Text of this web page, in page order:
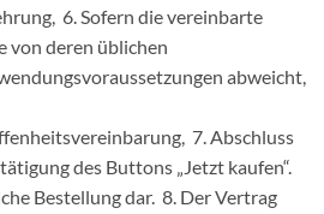
6. Sofern die vereinbarte
von deren üblichen
abweicht,
7. Abschluss
des Buttons „Jetzt kaufen“.
Bestellung dar. 8. Der Vertrag